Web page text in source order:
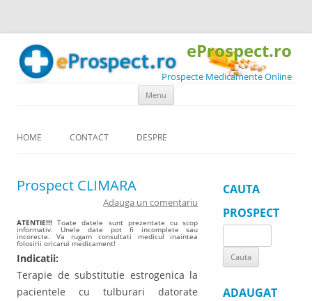
eProspect.ro
Prospecte Medicamente Online
Menu
HOME CONTACT DESPRE
Prospect CLIMARA
Adauga un comentariu
ATENTIE!!! Toate datele sunt prezentate cu scop
informativ. Unele date pot fi incomplete sau
incorecte. Va rugam consultati medicul inaintea
folosirii oricarui medicament!
Indicatii:
Terapie de substitutie estrogenica la
pacientele cu tulburari datorate
CAUTA
PROSPECT
for:
ADAUGAT